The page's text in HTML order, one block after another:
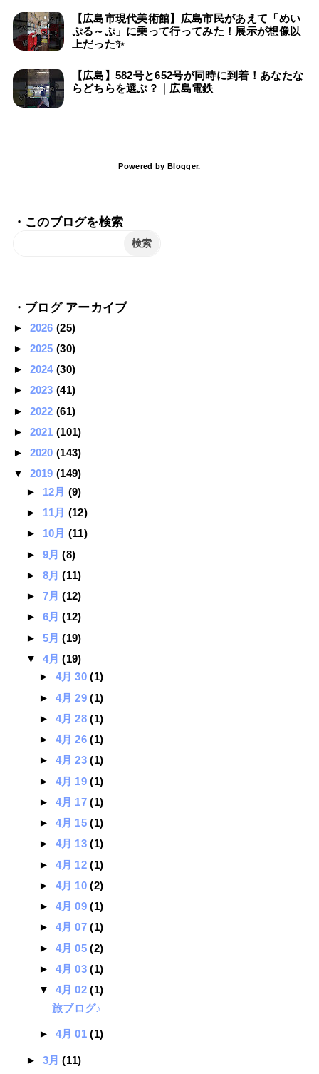
【広島市現代美術館】広島市民があえて「めい
ぷる～ぷ」に乗って行ってみた！展示が想像以
上だった✨
【広島】582号と652号が同時に到着！あなたな
らどちらを選ぶ？｜広島電鉄
Powered by Blogger.
・このブログを検索
・ブログ アーカイブ
► 2026(25)
► 2025(30)
► 2024(30)
► 2023(41)
► 2022(61)
► 2021(101)
► 2020(143)
▼ 2019(149)
► 12月 (9)
► 11月 (12)
► 10月 (11)
► 9月(8)
► 8月(11)
► 7月(12)
► 6月(12)
► 5月(19)
▼ 4月(19)
► 4月 30(1)
► 4月 29(1)
► 4月 28(1)
► 4月 26(1)
► 4月 23(1)
► 4月 19(1)
► 4月 17(1)
► 4月 15(1)
► 4月 13(1)
► 4月 12(1)
► 4月 10(2)
► 4月 09(1)
► 4月 07(1)
► 4月 05(2)
► 4月 03(1)
▼ 4月 02(1)
旅ブログ♪
► 4月 01(1)
► 3月(11)